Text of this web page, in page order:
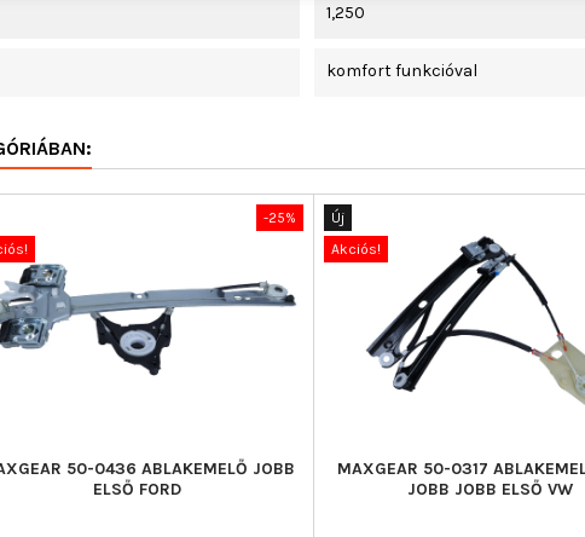
1,250
komfort funkcióval
-25%
50-0436 ABLAKEMELŐ JOBB
ELSŐ FORD
Új
Akciós!
MAXGEAR 50-0317
JOBB JOBB ELSŐ VW